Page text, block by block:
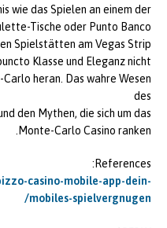
wie das Spielen an einem der
Tische oder Punto Banco.
Spielstätten am Vegas Strip
Klasse und Eleganz nicht
heran. Das wahre Wesen
des
den Mythen, die sich um das
Monte-Carlo Casino ranken.
References:
casino-mobile-app-dein-
mobiles-spielvergnugen/